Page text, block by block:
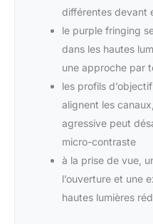
différentes devant
le purple fringing
dans les hautes
une approche par
les profils
alignent les
agressive peut
micro-contraste
à la prise de vue,
l’ouverture et une
hautes lumières